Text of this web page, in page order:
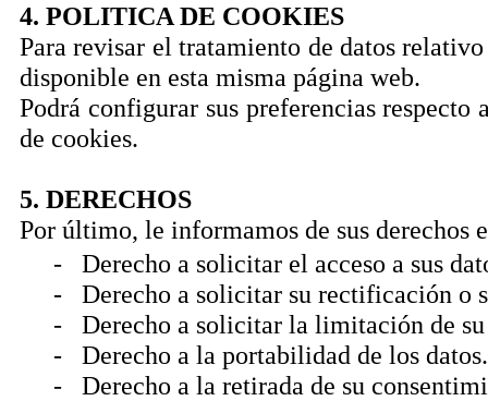
4. POLITICA DE COOKIES
Para revisar el tratamiento de datos
disponible en esta misma página web.
Podrá configurar sus preferencias
de cookies.
5. DERECHOS
Por último, le informamos de sus derechos
- Derecho a solicitar el acceso a sus
- Derecho a solicitar su rectificación o
- Derecho a solicitar la limitación de
- Derecho a la portabilidad de los datos.
- Derecho a la retirada de su